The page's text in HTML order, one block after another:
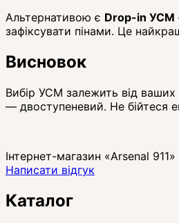
Альтернативою є Drop-in УСМ
зафіксувати пінами. Це
Висновок
Вибір УСМ залежить від ваших
— двоступеневий. Не бійтеся
Інтернет-магазин «Arsenal 911»
Написати відгук
Каталог